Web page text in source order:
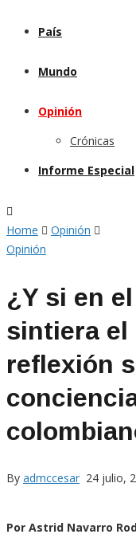
País
Mundo
Opinión
Crónicas
Informe Especial
Home
Opinión
Opinión
¿Y si en
sintiera el
reflexión
By admccesar 24 julio,
Por Astrid Navarro